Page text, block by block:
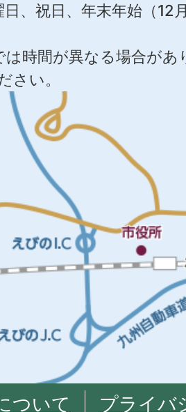
、祝日、年末年始（12
は時間が異なる場合が
さい。
ついて
プライバ